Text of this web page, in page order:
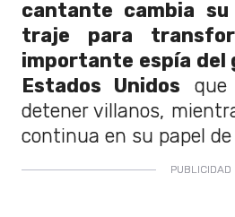
cantante cambia
traje para
importante espía del
Estados Unidos que
detener villanos,
continua en su papel